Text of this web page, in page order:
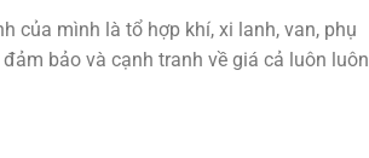
của mình là tổ hợp khí, xi lanh, van, phụ
bảo và cạnh tranh về giá cả luôn luôn